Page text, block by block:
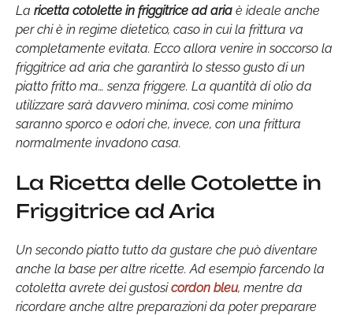
La ricetta cotolette in friggitrice ad aria è ideale anche
per chi è in regime dietetico, caso in cui la frittura va
completamente evitata. Ecco allora venire in soccorso la
friggitrice ad aria che garantirà lo stesso gusto di un
piatto fritto ma… senza friggere. La quantità di olio da
utilizzare sarà davvero minima, così come minimo
saranno sporco e odori che, invece, con una frittura
normalmente invadono casa.
La Ricetta delle Cotolette in
Friggitrice ad Aria
Un secondo piatto tutto da gustare che può diventare
anche la base per altre ricette. Ad esempio farcendo la
cotoletta avrete dei gustosicordon bleu, mentre da
ricordare anche altre preparazioni da poter preparare